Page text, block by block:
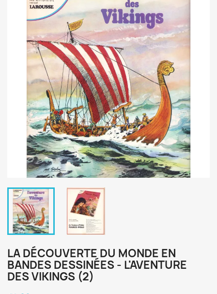
LA DÉCOUVERTE DU MONDE EN
BANDES DESSINÉES - L'AVENTURE
DES VIKINGS (2)